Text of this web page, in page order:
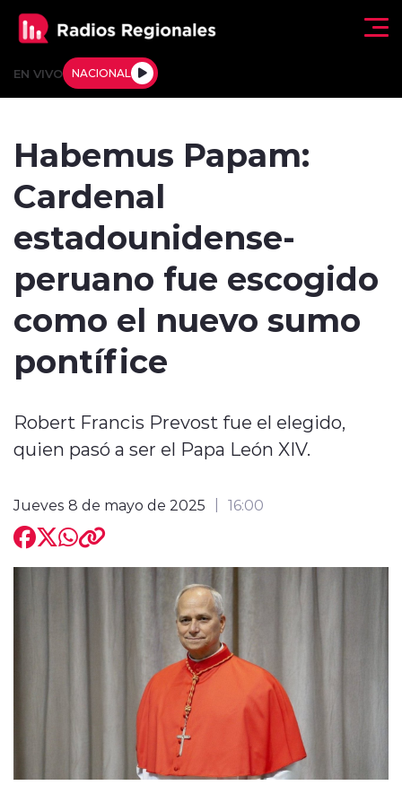
EN VIVO NACIONAL
Internacional
Regiones al Aire
Habemus Papam:
Cardenal
estadounidense-
peruano fue escogido
como el nuevo sumo
pontífice
Robert Francis Prevost fue el elegido,
quien pasó a ser el Papa León XIV.
Jueves 8 de mayo de 2025 16:00